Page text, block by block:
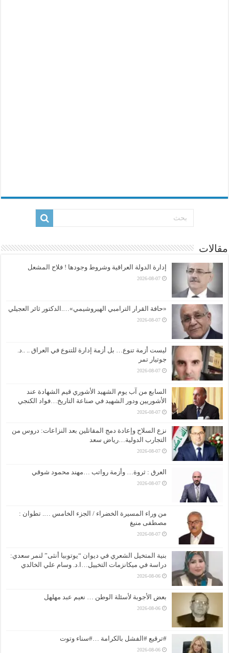
مقالات
إدارة الدولة العراقية وشروط وجودها ! فلاح المشعل
2026-08-07
«حافة القرار الترامبي الهيروشيمي»….الدكتور ثائر العجيلي
2026-08-07
ليست أزمة تنوع… بل أزمة إدارة للتنوع في العراق .. ..د.
جوتيار تمر
2026-08-07
السابع من آب يوم الشهيد الأشوري قيم الشهادة عند
الأشوريين ودور الشهيد في صناعة التاريخ…فواد الكنجي
2026-08-07
نزع السلاح وإعادة دمج المقاتلين بعد النزاعات: دروس من
التجارب الدولية…رياض سعد
2026-08-07
العرق : ثروة… وأزمة رواتب …مهند محمود شوقي
2026-08-07
من وراء المسيرة الخضراء / الجزء الخامس …. تطوان :
مصطفى منيغ
2026-08-07
بنية المتخيل الشعري في ديوان “يوتوبيا أنثى” لنمر سعدي:
دراسة في ميكانزمات التخييل…ا.د. وسام علي الخالدي
2026-08-06
بعض الأجوبة لأسئلة الوطن … نعيم عبد مهلهل
2026-08-06
#ترقيع #الفشل بالكرامة …#سناء وتوت
2026-08-06